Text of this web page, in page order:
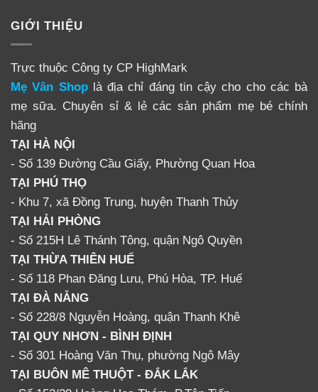
GIỚI THIỆU
Trực thuộc Công ty CP HighMark
Mẹ Vân Shoplà địa chỉ đáng tin cậy cho cho các bà
mẹ sữa. Chuyên sỉ & lẻ các sản phẩm mẹ bé chính
hãng
TẠI HÀ NỘI
- Số 139 Đường Cầu Giấy, Phường Quan Hoa
TẠI PHÚ THỌ
- Khu 7, xã Đồng Trung, huyện Thanh Thủy
TẠI HẢI PHÒNG
- Số 215H Lê Thánh Tông, quận Ngô Quyền
TẠI THỪA THIÊN HUẾ
- Số 118 Phan Đăng Lưu, Phú Hòa, TP. Huế
TẠI ĐÀ NẴNG
- Số 228/8 Nguyễn Hoàng, quận Thanh Khê
TẠI QUY NHƠN - BÌNH ĐỊNH
- Số 301 Hoàng Văn Thụ, phường Ngô Mây
TẠI BUÔN MÊ THUỘT - ĐẮK LẮK